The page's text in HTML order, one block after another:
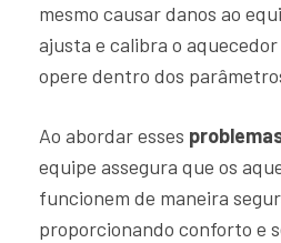
mesmo causar danos ao
ajusta e calibra o
opere dentro dos
Ao abordar esses
equipe assegura que os
funcionem de maneira
proporcionando conforto e